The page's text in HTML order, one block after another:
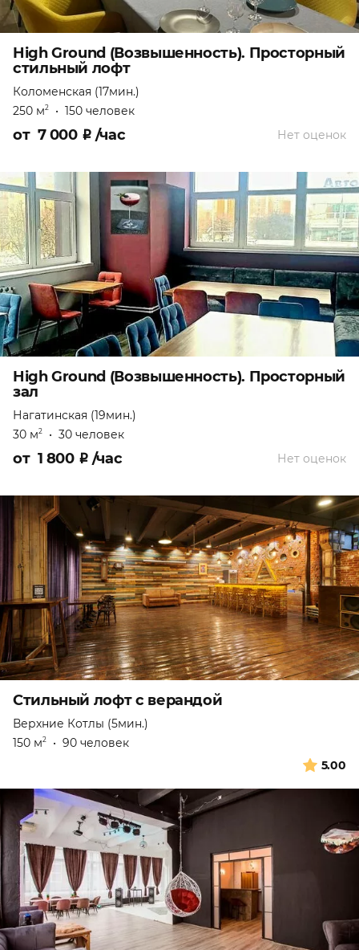
High Ground (Возвышенность). Просторный
стильный лофт
Коломенская (17мин.)
250 м2 • 150 человек
Нет оценок
от 7 000 ₽ /час
High Ground (Возвышенность). Просторный
зал
Нагатинская (19мин.)
30 м2 • 30 человек
Нет оценок
от 1 800 ₽ /час
Стильный лофт с верандой
Верхние Котлы (5мин.)
150 м2 • 90 человек
5.00